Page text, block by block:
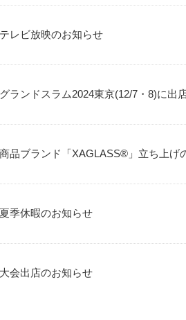
テレビ放映のお知らせ
グランドスラム2024東京(12/7・8)に出
商品ブランド「XAGLASS®」立ち上げ
夏季休暇のお知らせ
大会出店のお知らせ